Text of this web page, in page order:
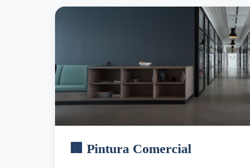
🏢 Pintura Comercial